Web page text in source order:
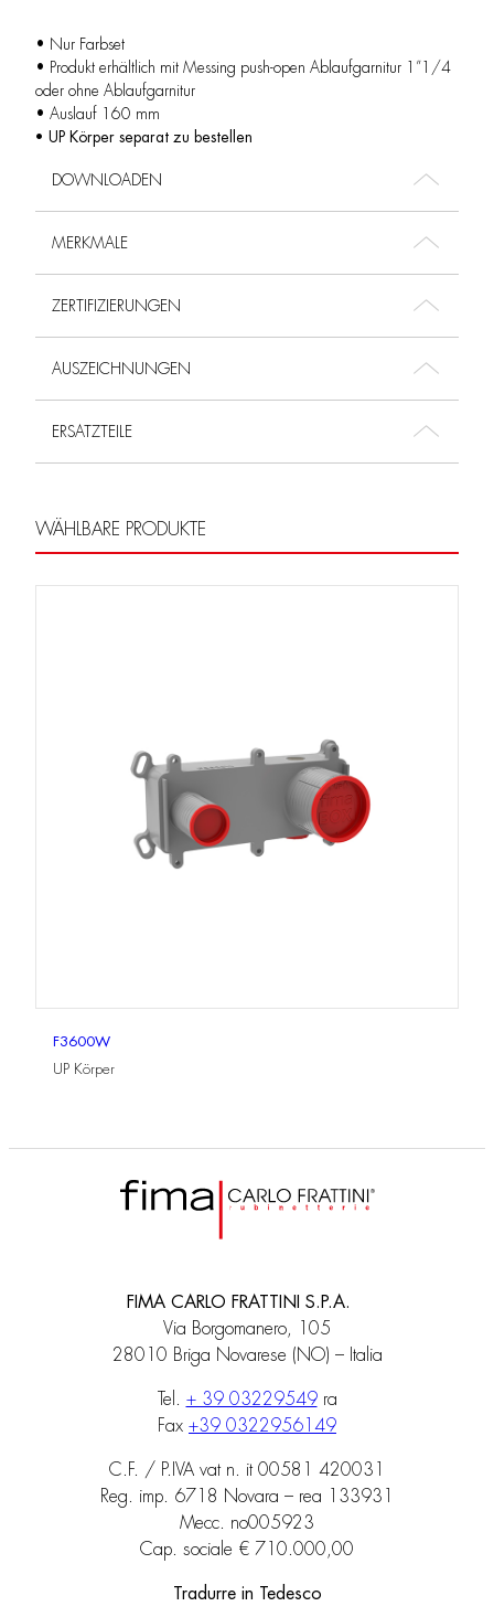
• Nur Farbset
• Produkt erhältlich mit Messing push-open Ablaufgarnitur 1”1/4
oder ohne Ablaufgarnitur
• Auslauf 160 mm
• UP Körper separat zu bestellen
DOWNLOADEN
MERKMALE
ZERTIFIZIERUNGEN
AUSZEICHNUNGEN
ERSATZTEILE
WÄHLBARE PRODUKTE
F3600W
UP Körper
FIMA CARLO FRATTINI S.P.A.
Via Borgomanero, 105
28010 Briga Novarese (NO) – Italia
Tel. + 39 03229549ra
Fax +39 0322956149
C.F. / P.IVA vat n. it 00581 420031
Reg. imp. 6718 Novara – rea 133931
Mecc. no005923
Cap. sociale € 710.000,00
Tradurre in Tedesco